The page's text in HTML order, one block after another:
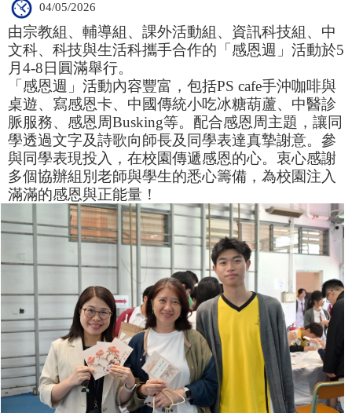
04/05/2026
由宗教組、輔導組、課外活動組、資訊科技組、中
文科、科技與生活科攜手合作的「感恩週」活動於5
月4-8日圓滿舉行。
「感恩週」活動內容豐富，包括PS cafe手沖咖啡與
桌遊、寫感恩卡、中國傳統小吃冰糖葫蘆、中醫診
脈服務、感恩周Busking等。配合感恩周主題，讓同
學透過文字及詩歌向師長及同學表達真摯謝意。參
與同學表現投入，在校園傳遞感恩的心。衷心感謝
多個協辦組別老師與學生的悉心籌備，為校園注入
滿滿的感恩與正能量！